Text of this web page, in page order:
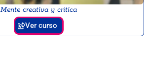
Mente creativa y crítica
Ver curso